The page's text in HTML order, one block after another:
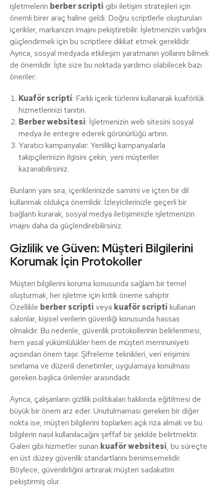
işletmelerin berber scripti gibi iletişim stratejileri için
önemli birer araç haline geldi. Doğru scriptlerle oluşturulan
içerikler, markanızın imajını pekiştirebilir. İşletmenizin varlığını
güçlendirmek için bu scriptlere dikkat etmek gereklidir.
Ayrıca, sosyal medyada etkileşim yaratmanın yollarını bilmek
de önemlidir. İşte size bu noktada yardımcı olabilecek bazı
öneriler:
Kuaför scripti: Farklı içerik türlerini kullanarak kuaförlük
hizmetlerinizi tanıtın.
Berber websitesi: İşletmenizin web sitesini sosyal
medya ile entegre ederek görünürlüğü artırın.
Yaratıcı kampanyalar: Yenilikçi kampanyalarla
takipçilerinizin ilgisini çekin, yeni müşteriler
kazanabilirsiniz.
Bunların yanı sıra, içeriklerinizde samimi ve içten bir dil
kullanmak oldukça önemlidir. İzleyicilerinizle geçerli bir
bağlantı kurarak, sosyal medya iletişiminizle işletmenizin
imajını daha da güçlendirebilirsiniz.
Gizlilik ve Güven: Müşteri Bilgilerini
Korumak İçin Protokoller
Müşteri bilgilerini koruma konusunda sağlam bir temel
oluşturmak, her işletme için kritik öneme sahiptir.
Özellikle berber scripti veya kuaför scripti kullanan
salonlar, kişisel verilerin güvenliği konusunda hassas
olmalıdır. Bu nedenle, güvenlik protokollerinin belirlenmesi,
hem yasal yükümlülükler hem de müşteri memnuniyeti
açısından önem taşır. Şifreleme teknikleri, veri erişimini
sınırlama ve düzenli denetimler, uygulamaya konulması
gereken başlıca önlemler arasındadır.
Ayrıca, çalışanların gizlilik politikaları hakkında eğitilmesi de
büyük bir önem arz eder. Unutulmaması gereken bir diğer
nokta ise, müşteri bilgilerini toplarken açık rıza almak ve bu
bilgilerin nasıl kullanılacağını şeffaf bir şekilde belirtmektir.
Galeri gibi hizmetler sunan kuaför websitesi, bu süreçte
en üst düzey güvenlik standartlarını benimsemelidir.
Böylece, güvenilirliğini artırarak müşteri sadakatini
pekiştirmiş olur.